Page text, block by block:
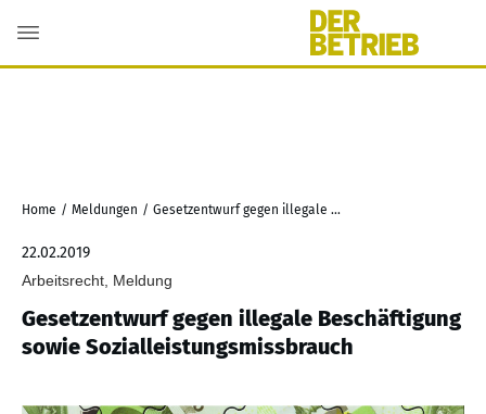
Home / Meldungen / Gesetzentwurf gegen illegale Beschäftigung sowie Sozialleistungsmissbrauch
22.02.2019
Arbeitsrecht, Meldung
Gesetzentwurf gegen illegale Beschäftigung
sowie Sozialleistungsmissbrauch